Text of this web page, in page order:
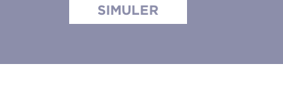
SIMULER